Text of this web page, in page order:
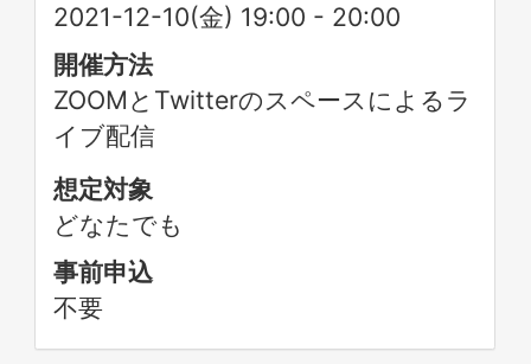
2021-12-10(金) 19:00 - 20:00
開催方法
ZOOMとTwitterのスペースによるラ
イブ配信
想定対象
どなたでも
事前申込
不要